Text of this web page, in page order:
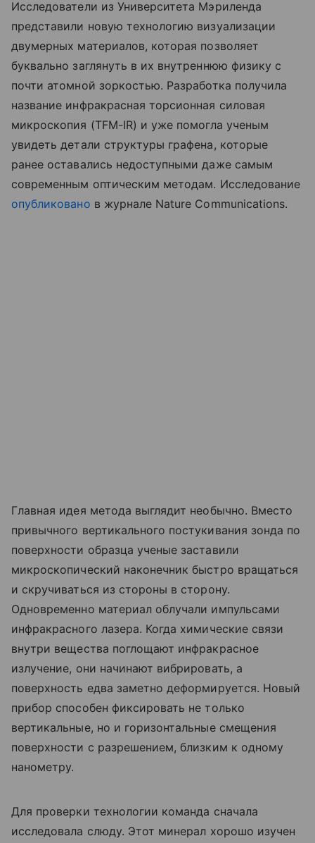
Исследователи из Университета Мэриленда
представили новую технологию визуализации
двумерных материалов, которая позволяет
буквально заглянуть в их внутреннюю физику с
почти атомной зоркостью. Разработка получила
название инфракрасная торсионная силовая
микроскопия (TFM-IR) и уже помогла ученым
увидеть детали структуры графена, которые
ранее оставались недоступными даже самым
современным оптическим методам. Исследование
опубликовано в журнале Nature Communications.
Главная идея метода выглядит необычно. Вместо
привычного вертикального постукивания зонда по
поверхности образца ученые заставили
микроскопический наконечник быстро вращаться
и скручиваться из стороны в сторону.
Одновременно материал облучали импульсами
инфракрасного лазера. Когда химические связи
внутри вещества поглощают инфракрасное
излучение, они начинают вибрировать, а
поверхность едва заметно деформируется. Новый
прибор способен фиксировать не только
вертикальные, но и горизонтальные смещения
поверхности с разрешением, близким к одному
нанометру.
Для проверки технологии команда сначала
исследовала слюду. Этот минерал хорошо изучен